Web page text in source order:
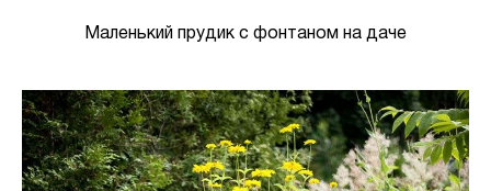
Маленький прудик с фонтаном на даче